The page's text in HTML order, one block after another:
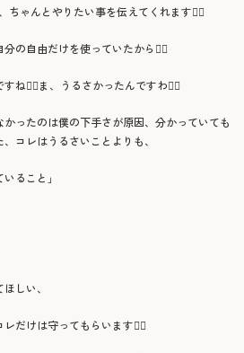
ちゃんとやりたい事を伝えてくれます🙂‍↕️
の自由だけを使っていたから🙂‍↕️
ね🙂‍↕️ま、うるさかったんですわ🙂‍↕️
ったのは僕の下手さが原因、分かっていても
コレはうるさいことよりも、
ること」
しい、
だけは守ってもらいます🙂‍↕️